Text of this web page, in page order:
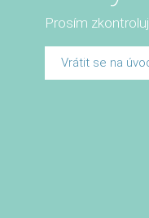
Prosím
Vrátit se na